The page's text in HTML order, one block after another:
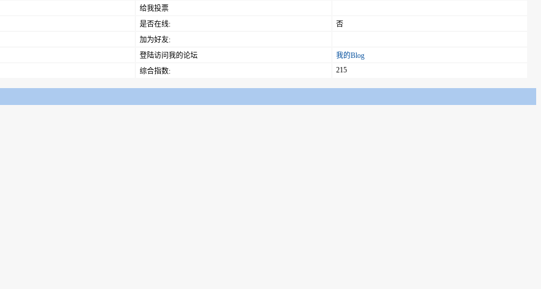
给我投票
是否在线:
否
加为好友:
登陆访问我的论坛
我的Blog
综合指数: 215